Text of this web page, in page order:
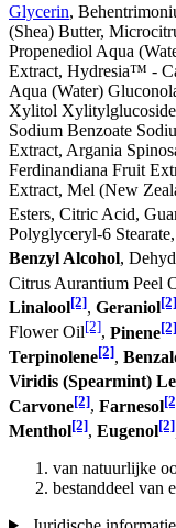
Glycerin,
(Shea) Butter,
Propenediol Aqua
Extract, Hydresia™ -
Aqua (Water)
Xylitol
Sodium Benzoate
Extract, Argania
Ferdinandiana Fruit
Extract, Mel (New
Esters, Citric Acid,
Polyglyceryl-6
Benzyl Alcohol,
Citrus Aurantium Peel
Linalool[2], Geraniol[2]
Flower Oil[2], Pinene[2]
Terpinolene[2],
Viridis (Spearmint)
Carvone[2], Farnesol
Menthol[2], Eugenol[2]
van natuurlijke
bestanddeel van